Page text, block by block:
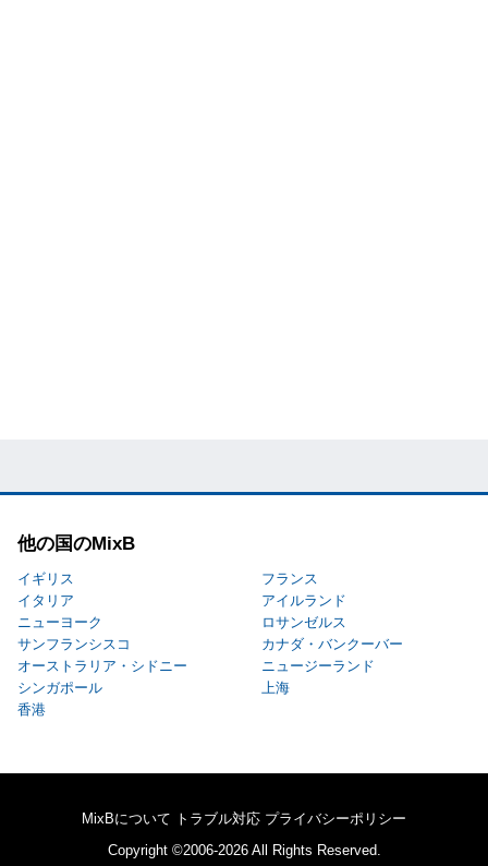
他の国のMixB
イギリス
フランス
イタリア
アイルランド
ニューヨーク
ロサンゼルス
サンフランシスコ
カナダ・バンクーバー
オーストラリア・シドニー
ニュージーランド
シンガポール
上海
香港
MixBについて トラブル対応 プライバシーポリシー
Copyright ©2006-2026 All Rights Reserved.